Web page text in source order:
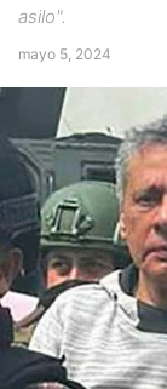
asilo".
mayo 5, 2024